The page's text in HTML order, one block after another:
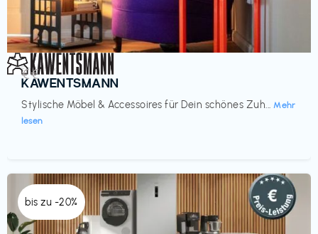
Einrichtung
KAWENTSMANN
Stylische Möbel & Accessoires für Dein schönes Zuh... Mehr
lesen
€€‎
bis zu -20%